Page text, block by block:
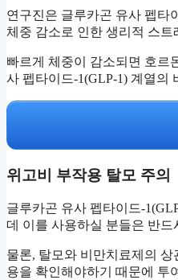
연구진은 글루카곤 유사 펩타
체중 감소로 인한 생리적 스
빠르게 체중이 감소되면 호르
사 펩타이드-1(GLP-1) 계열의
위고비 부작용 탈모 주의
글루카곤 유사 펩타이드-
데 이를 사용하실 분들은 반
물론, 탈모와 비만치료제의
용을 확인해야하기 때문에 투